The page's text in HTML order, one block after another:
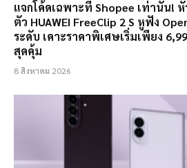
แจกโค้ดเฉพาะที่ Shopee เท่านั้น! หั
ตัว HUAWEI FreeClip 2 S หูฟัง
ระดับ เคาะราคาพิเศษเริ่มเพียง
สุดคุ้ม
8 สิงหาคม 2026